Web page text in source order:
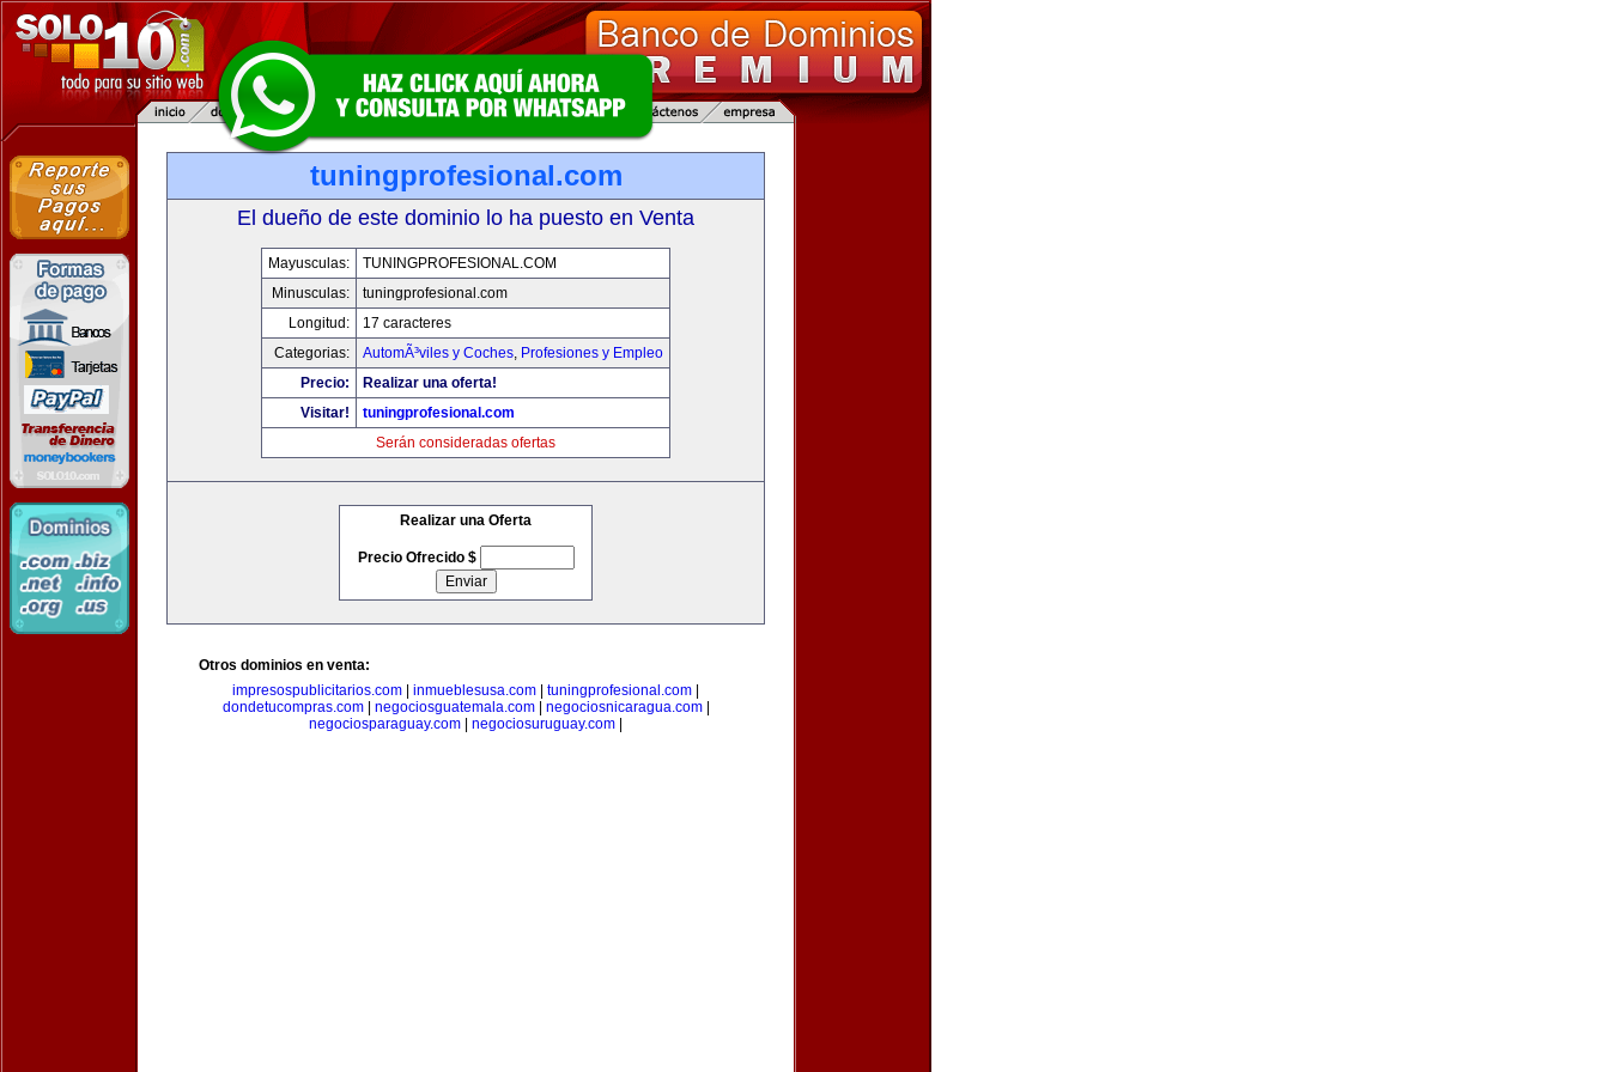
tuningprofesional.com
El dueño de este dominio lo ha puesto en Venta
Mayusculas:
TUNINGPROFESIONAL.COM
Minusculas:
tuningprofesional.com
Longitud:
17 caracteres
Categorias:
AutomÃ³viles y Coches, Profesiones y Empleo
Precio:
Realizar una oferta!
Visitar!
tuningprofesional.com
Serán consideradas ofertas
Realizar una Oferta
Precio Ofrecido $
Otros dominios en venta:
impresospublicitarios.com
inmueblesusa.com tuningprofesional.com
dondetucompras.com| negociosguatemala.com| negociosnicaragua.com|
negociosparaguay.com
negociosuruguay.com